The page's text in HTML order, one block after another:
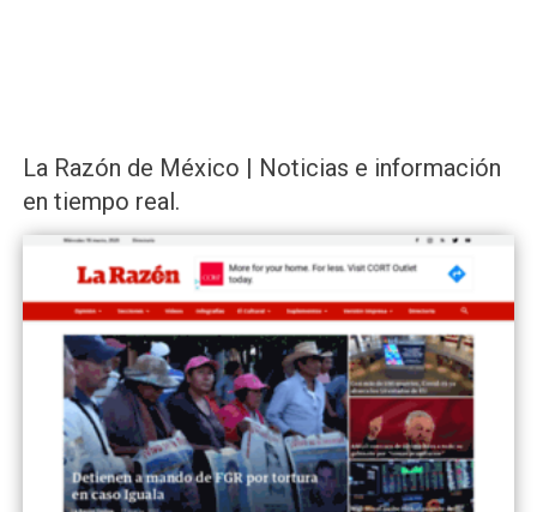
La Razón de México | Noticias e información
en tiempo real.